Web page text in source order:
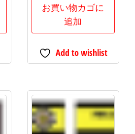
お買い物カゴに
追加
Add to wishlist